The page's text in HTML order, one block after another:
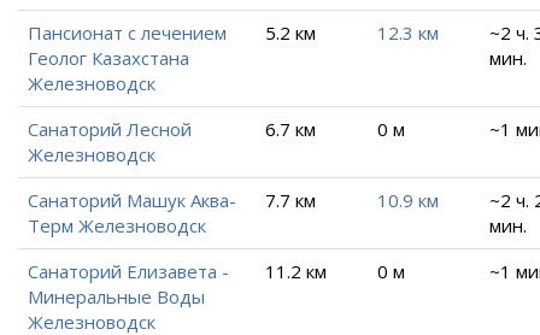
Пансионат с лечением
Геолог Казахстана
Железноводск
5.2 км 12.3 км
~2 ч.
мин.
Санаторий Лесной
Железноводск
6.7 км 0 м ~1
Санаторий Машук Аква-
Терм Железноводск
7.7 км 10.9 км
~2 ч.
мин.
Санаторий Елизавета -
Минеральные Воды
Железноводск
11.2 км 0 м ~1